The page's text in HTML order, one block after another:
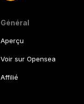
Général
Aperçu
Voir sur Opensea
Affilié